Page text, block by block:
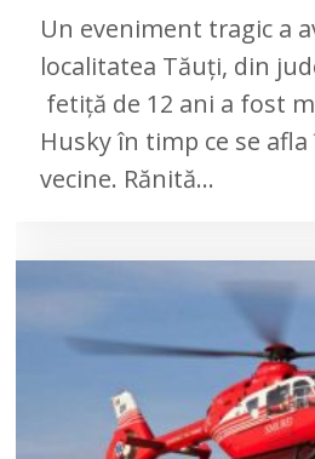
Un eveniment tragic a
localitatea Tăuți, din
fetiţă de 12 ani a fost
Husky în timp ce se
vecine. Rănită…